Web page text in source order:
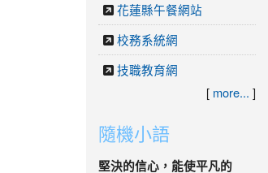
花蓮縣午餐網站
校務系統網
技職教育網
[ more... ]
隨機小語
堅決的信心，能使平凡的